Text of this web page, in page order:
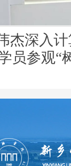
杰深入
员参观“